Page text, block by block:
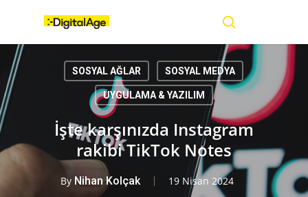
content
SOSYAL AĞLAR SOSYAL MEDYA
UYGULAMA & YAZILIM
İşte karşınızda Instagram
rakibi TikTok Notes
By Nihan Kolçak 19 Nisan 2024